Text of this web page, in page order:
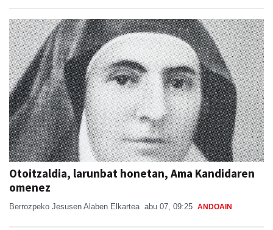
Otoitzaldia, larunbat honetan, Ama Kandidaren
omenez
Berrozpeko Jesusen Alaben Elkartea abu 07, 09:25 ANDOAIN